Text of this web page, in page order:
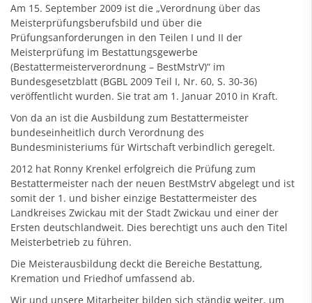
Am 15. September 2009 ist die „Verordnung über das
Meisterprüfungsberufsbild und über die
Prüfungsanforderungen in den Teilen I und II der
Meisterprüfung im Bestattungsgewerbe
(Bestattermeisterverordnung – BestMstrV)“ im
Bundesgesetzblatt (BGBL 2009 Teil I, Nr. 60, S. 30-36)
veröffentlicht wurden. Sie trat am 1. Januar 2010 in Kraft.
Von da an ist die Ausbildung zum Bestattermeister
bundeseinheitlich durch Verordnung des
Bundesministeriums für Wirtschaft verbindlich geregelt.
2012 hat Ronny Krenkel erfolgreich die Prüfung zum
Bestattermeister nach der neuen BestMstrV abgelegt und ist
somit der 1. und bisher einzige Bestattermeister des
Landkreises Zwickau mit der Stadt Zwickau und einer der
Ersten deutschlandweit. Dies berechtigt uns auch den Titel
Meisterbetrieb zu führen.
Die Meisterausbildung deckt die Bereiche Bestattung,
Kremation und Friedhof umfassend ab.
Wir und unsere Mitarbeiter bilden sich ständig weiter, um